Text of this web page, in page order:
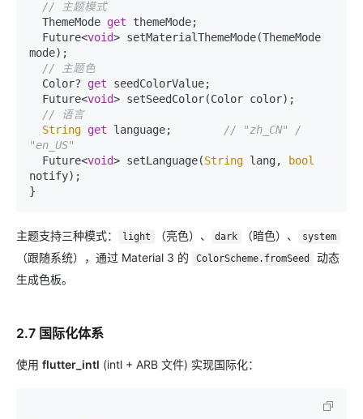
// 主题模式
  ThemeMode
get themeMode;
  Future<
void> setMaterialThemeMode(ThemeMode
mode);
// 主题色
  Color?
get seedColorValue;
  Future<
void> setSeedColor(Color color);
// 语言
String get language;
// "zh_CN" /
"en_US"
  Future<
void> setLanguage(String lang,
bool
notify);
主题支持三种模式： light （亮色）、 dark （暗色）、 system
（跟随系统），通过 Material 3 的 ColorScheme.fromSeed
动态
生成色板。
2.7 国际化体系
使用 flutter_intl (intl + ARB 文件) 实现国际化：